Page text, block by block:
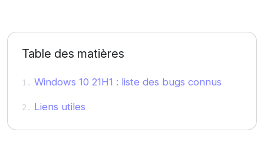
Table des matières
Windows 10 21H1 : liste des bugs connus
Liens utiles